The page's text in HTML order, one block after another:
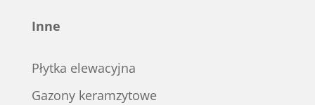
Inne
Płytka elewacyjna
Gazony keramzytowe